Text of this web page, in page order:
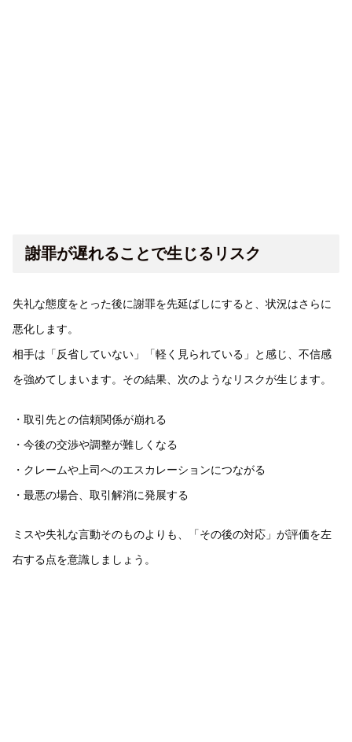
謝罪が遅れることで生じるリスク
失礼な態度をとった後に謝罪を先延ばしにすると、状況はさらに
悪化します。
相手は「反省していない」「軽く見られている」と感じ、不信感
を強めてしまいます。その結果、次のようなリスクが生じます。
・取引先との信頼関係が崩れる
・今後の交渉や調整が難しくなる
・クレームや上司へのエスカレーションにつながる
・最悪の場合、取引解消に発展する
ミスや失礼な言動そのものよりも、「その後の対応」が評価を左
右する点を意識しましょう。